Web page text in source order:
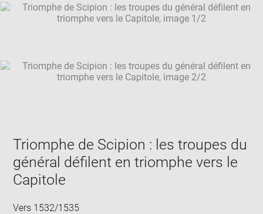
in
SKIP IMAGE CAROUSEL
Triomphe de Scipion : les troupes du
général défilent en triomphe vers le
Capitole
Vers 1532/1535